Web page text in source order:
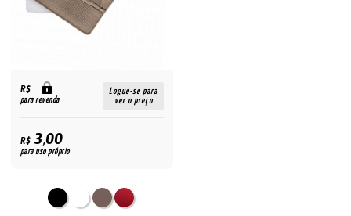
R$
para revenda
Logue-se para
ver o preço
R$3,00
para uso próprio